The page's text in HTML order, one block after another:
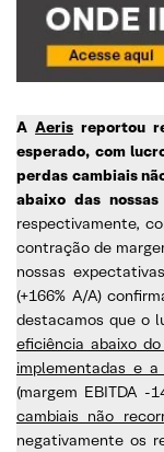
AAeris reportou
esperado, com
perdas cambiais
abaixo das
respectivamente,
contração de
nossas
(+166% A/A)
destacamos que o
eficiência abaixo
implementadas e
(margem EBITDA -
cambiais não
negativamente os